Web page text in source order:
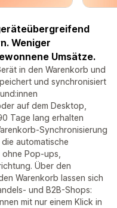
Weniger
Umsätze.
in den Warenkorb und
und synchronisiert
auf dem Desktop,
Tage lang erhalten
Synchronisierung
automatische
ohne Pop-ups,
Über den
Warenkorb lassen sich
und B2B-Shops:
mit nur einem Klick in